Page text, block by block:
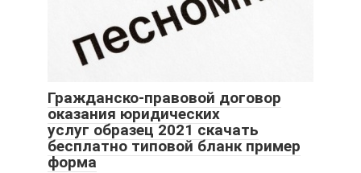
Гражданско-правовой договор
оказания юридических
услуг образец 2021 скачать
бесплатно типовой бланк пример
форма